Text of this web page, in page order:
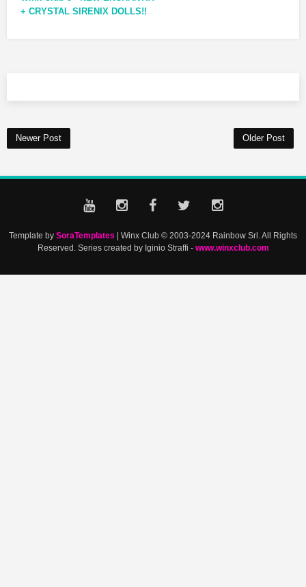
+ CRYSTAL SIRENIX DOLLS!!
Newer Post Older Post
Template by SoraTemplates | Winx Club © 2003-2024 Rainbow Srl. All Rights
Reserved. Series created by Iginio Straffi - www.winxclub.com